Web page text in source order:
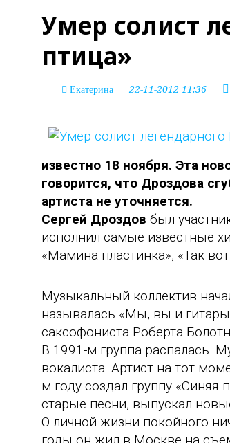
Умер солист
птица»
Екатерина 22-11-2012 11:36
известно 18 ноября. Эта
говорится, что Дроздова
артиста не уточняется.
Сергей Дроздов был
исполнил самые известные
«Мамина пластинка», «Так
Музыкальный коллектив
называлась «Мы, вы и
саксофониста Роберта
В 1991-м группа распалась.
вокалиста. Артист на тот
м году создал группу «Синяя
старые песни, выпускал
О личной жизни покойного